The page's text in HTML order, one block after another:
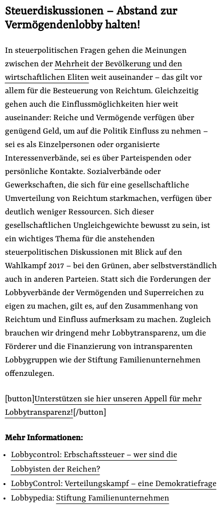
Steuerdiskussionen – Abstand zur
Vermögendenlobby halten!
In steuerpolitischen Fragen gehen die Meinungen
zwischen der Mehrheit der Bevölkerung und den
wirtschaftlichen Elitenweit auseinander – das gilt vor
allem für die Besteuerung von Reichtum. Gleichzeitig
gehen auch die Einflussmöglichkeiten hier weit
auseinander: Reiche und Vermögende verfügen über
genügend Geld, um auf die Politik Einfluss zu nehmen –
sei es als Einzelpersonen oder organisierte
Interessenverbände, sei es über Parteispenden oder
persönliche Kontakte. Sozialverbände oder
Gewerkschaften, die sich für eine gesellschaftliche
Umverteilung von Reichtum starkmachen, verfügen über
deutlich weniger Ressourcen. Sich dieser
gesellschaftlichen Ungleichgewichte bewusst zu sein, ist
ein wichtiges Thema für die anstehenden
steuerpolitischen Diskussionen mit Blick auf den
Wahlkampf 2017 – bei den Grünen, aber selbstverständlich
auch in anderen Parteien. Statt sich die Forderungen der
Lobbyverbände der Vermögenden und Superreichen zu
eigen zu machen, gilt es, auf den Zusammenhang von
Reichtum und Einfluss aufmerksam zu machen. Zugleich
brauchen wir dringend mehr Lobbytransparenz, um die
Förderer und die Finanzierung von intransparenten
Lobbygruppen wie der Stiftung Familienunternehmen
offenzulegen.
[button] Unterstützen sie hier unseren Appell für mehr
Lobbytransparenz! [/button]
Mehr Informationen:
Lobbycontrol: Erbschaftssteuer – wer sind die
Lobbyisten der Reichen?
LobbyControl: Verteilungskampf – eine Demokratiefrage
Lobbypedia: Stiftung Familienunternehmen